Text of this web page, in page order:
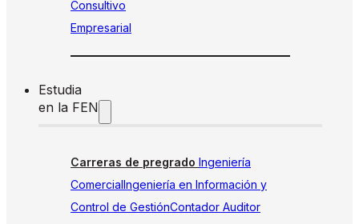
Consultivo
Empresarial
Estudia
en la FEN
Carreras de pregrado Ingeniería
ComercialIngeniería en Información y
Control de GestiónContador Auditor